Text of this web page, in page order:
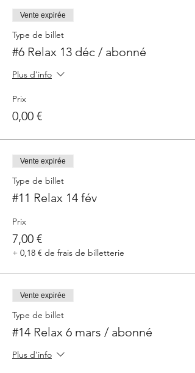
Vente expirée
Type de billet
#6 Relax 13 déc / abonné
Plus d'info
Prix
0,00 €
Vente expirée
Type de billet
#11 Relax 14 fév
Prix
7,00 €
+ 0,18 € de frais de billetterie
Vente expirée
Type de billet
#14 Relax 6 mars / abonné
Plus d'info